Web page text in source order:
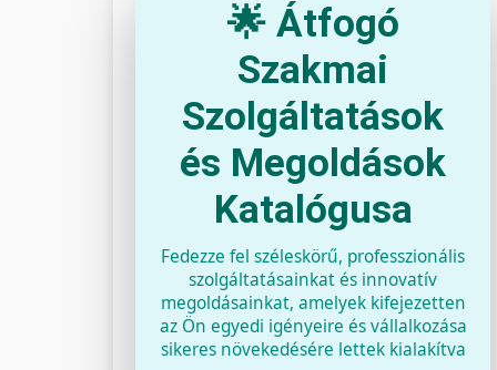
🌟 Átfogó
Szakmai
Szolgáltatások
és Megoldások
Katalógusa
Fedezze fel széleskörű, professzionális
szolgáltatásainkat és innovatív
megoldásainkat, amelyek kifejezetten
az Ön egyedi igényeire és vállalkozása
sikeres növekedésére lettek kialakítva